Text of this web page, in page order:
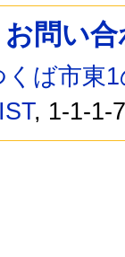
お問い
くば市東
, 1-1-1-